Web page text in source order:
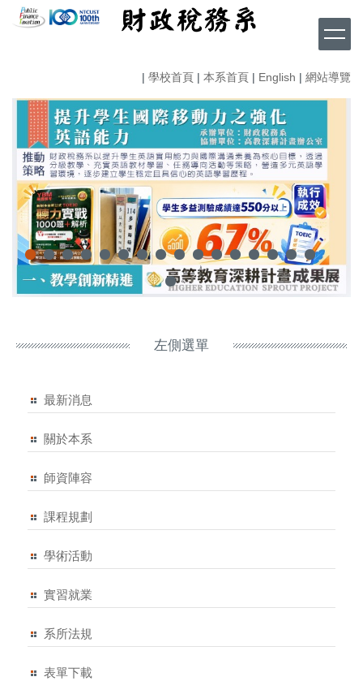
到
容
| 學校首頁 | 本系首頁 | English | 網站導覽
左側選單
最新消息
關於本系
師資陣容
課程規劃
學術活動
實習就業
系所法規
表單下載